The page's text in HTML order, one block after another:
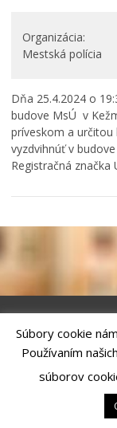
Kultúra, šport a
Rodina, život,
Školstvo
Stavby,
Organizácia
Mestská polícia
Dňa 25.4.2024 o
budove MsÚ v
príveskom a
vyzdvihnúť v
Registračná značka
Riešenie ANTIK
Technology, s.r.o.
Správca webového
Kežmarok, tel.:
Ochrana osobných
Súbory cookie
Používaním
súborov